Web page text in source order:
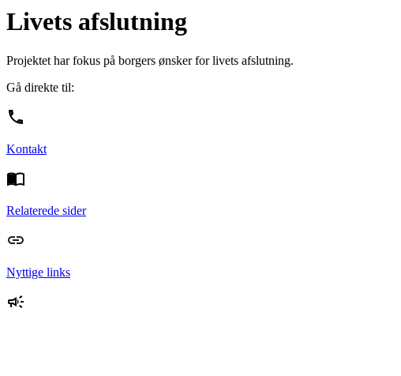
Livets afslutning
Projektet har fokus på borgers ønsker for livets afslutning.
Gå direkte til:
Kontakt
Relaterede sider
Nyttige links